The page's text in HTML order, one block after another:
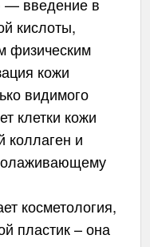
кислоты,
физическим
кожи
видимого
клетки кожи
коллаген и
косметология,
пластик – она